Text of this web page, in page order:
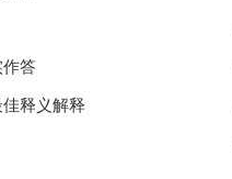
答
释义解释